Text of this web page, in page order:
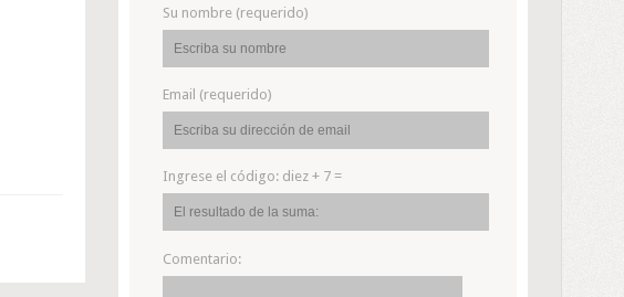
Su nombre (requerido)
Email (requerido)
Ingrese el código: diez + 7 =
Comentario: